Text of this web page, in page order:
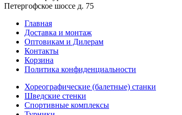
Петергофское шоссе д. 75
Главная
Доставка и монтаж
Оптовикам и Дилерам
Контакты
Корзина
Политика конфиденциальности
Хореографические (балетные) станки
Шведские стенки
Cпортивные комплексы